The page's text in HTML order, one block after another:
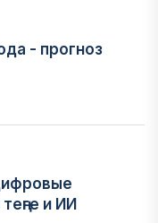
- прогноз
и ИИ